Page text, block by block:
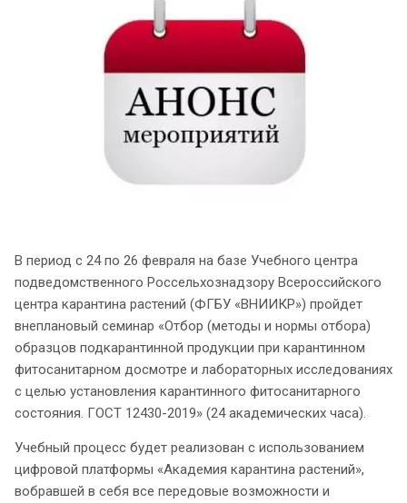
В период с 24 по 26 февраля на базе Учебного центра
подведомственного Россельхознадзору Всероссийского
центра карантина растений (ФГБУ «ВНИИКР») пройдет
внеплановый семинар «Отбор (методы и нормы отбора)
образцов подкарантинной продукции при карантинном
фитосанитарном досмотре и лабораторных исследованиях
с целью установления карантинного фитосанитарного
состояния. ГОСТ 12430-2019» (24 академических часа).
Учебный процесс будет реализован с использованием
цифровой платформы «Академия карантина растений»,
вобравшей в себя все передовые возможности и